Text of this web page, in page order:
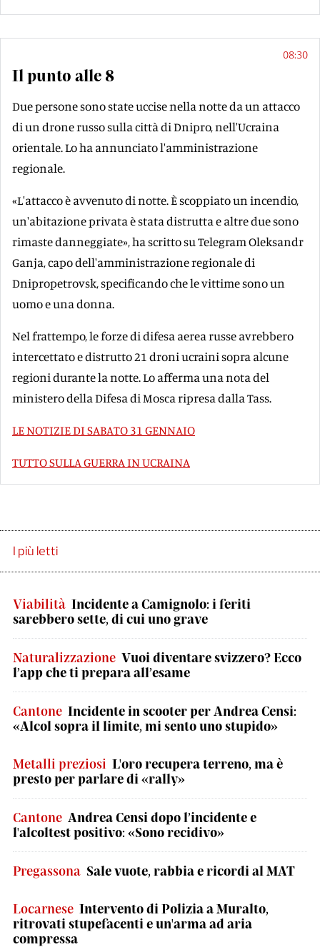
08:30
Il punto alle 8
Due persone sono state uccise nella notte da un attacco
di un drone russo sulla città di Dnipro, nell'Ucraina
orientale. Lo ha annunciato l'amministrazione
regionale.
«L'attacco è avvenuto di notte. È scoppiato un incendio,
un'abitazione privata è stata distrutta e altre due sono
rimaste danneggiate», ha scritto su Telegram Oleksandr
Ganja, capo dell'amministrazione regionale di
Dnipropetrovsk, specificando che le vittime sono un
uomo e una donna.
Nel frattempo, le forze di difesa aerea russe avrebbero
intercettato e distrutto 21 droni ucraini sopra alcune
regioni durante la notte. Lo afferma una nota del
ministero della Difesa di Mosca ripresa dalla Tass.
LE NOTIZIE DI SABATO 31 GENNAIO
TUTTO SULLA GUERRA IN UCRAINA
I più letti
Viabilità Incidente a Camignolo: i feriti
sarebbero sette, di cui uno grave
Naturalizzazione Vuoi diventare svizzero? Ecco
l’app che ti prepara all’esame
Cantone Incidente in scooter per Andrea Censi:
«Alcol sopra il limite, mi sento uno stupido»
Metalli preziosi L'oro recupera terreno, ma è
presto per parlare di «rally»
Cantone Andrea Censi dopo l’incidente e
l'alcoltest positivo: «Sono recidivo»
Pregassona Sale vuote, rabbia e ricordi al MAT
Locarnese Intervento di Polizia a Muralto,
ritrovati stupefacenti e un'arma ad aria
compressa